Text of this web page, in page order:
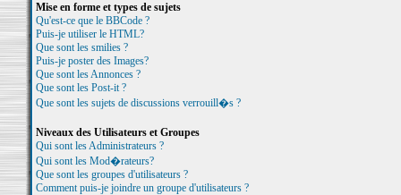
Mise en forme et types de sujets
Qu'est-ce que le BBCode ?
Puis-je utiliser le HTML?
Que sont les smilies ?
Puis-je poster des Images?
Que sont les Annonces ?
Que sont les Post-it ?
Que sont les sujets de discussions verrouill�s ?
Niveaux des Utilisateurs et Groupes
Qui sont les Administrateurs ?
Qui sont les Mod�rateurs?
Que sont les groupes d'utilisateurs ?
Comment puis-je joindre un groupe d'utilisateurs ?